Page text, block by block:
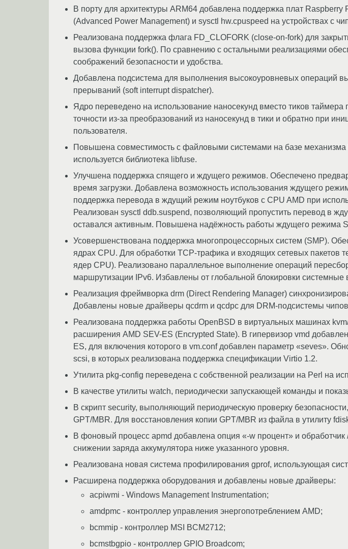
В порту для архитектуры ARM64 добавлена поддержка плат
(Advanced Power Management) и sysctl hw.cpuspeed на устройствах с
Реализована поддержка флага FD_CLOFORK (close-on-fork) для
вызова функции fork(). По сравнению с остальными реализациями
соображений безопасности и удобства.
Добавлена подсистема для выполнения высокоуровневых операций
прерываний (soft interrupt dispatcher).
Ядро переведено на использование наносекунд вместо тиков
точности из-за преобразований из наносекунд в тики и обратно при
пользователя.
Повышена совместимость с файловыми системами на базе
используется библиотека libfuse.
Улучшена поддержка спящего и ждущего режимов. Обеспечено
время загрузки. Добавлена возможность использования ждущего
поддержка перевода в ждущий режим ноутбуков с CPU AMD при
Реализован sysctl ddb.suspend, позволяющий пропустить перевод в
оставался активным. Повышена надёжность работы ждущего режима
Усовершенствована поддержка многопроцессорных систем (SMP).
ядрах CPU. Для обработки TCP-трафика и входящих сетевых пакетов
ядер CPU). Реализовано параллельное выполнение операций
маршрутизации IPv6. Избавлены от глобальной блокировки
Реализация фреймворка drm (Direct Rendering Manager)
Добавлены новые драйверы qcdrm и qcdpc для DRM-подсистемы
Реализована поддержка работы OpenBSD в виртуальных машинах
расширения AMD SEV-ES (Encrypted State). В гипервизор vmd
ES, для включения которого в vm.conf добавлен параметр «seves».
scsi, в которых реализована поддержка спецификации Virtio 1.2.
Утилита pkg-config переведена с собственной реализации на Perl на
В качестве утилиты watch, периодически запускающей команды и
В скрипт security, выполняющий периодическую проверку
GPT/MBR. Для восстановления копии GPT/MBR из файла в утилиту
В фоновый процесс apmd добавлена опция «-w процент» и
снижении заряда аккумулятора ниже указанного уровня.
Реализована новая система профилирования gprof, использующая
Расширена поддержка оборудования и добавлены новые драйверы:
acpiwmi - Windows Management Instrumentation;
amdpmc - контроллер управления энергопотреблением AMD;
bcmmip - контроллер MSI BCM2712;
bcmstbgpio - контроллер GPIO Broadcom;